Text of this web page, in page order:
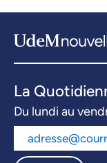
La
Du lundi au